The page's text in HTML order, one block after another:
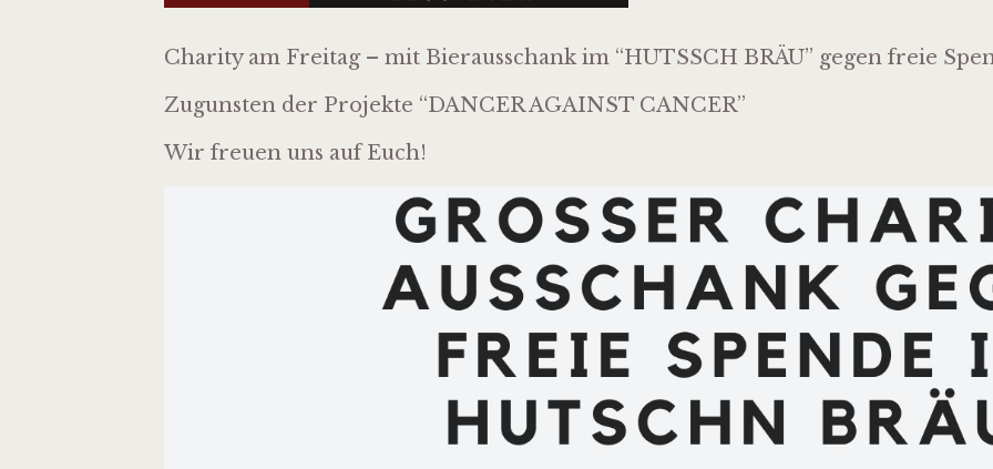
Charity am Freitag – mit Bierausschank im “HUTSSCH BRÄU” gegen freie
Zugunsten der Projekte “DANCER AGAINST CANCER”
Wir freuen uns auf Euch!